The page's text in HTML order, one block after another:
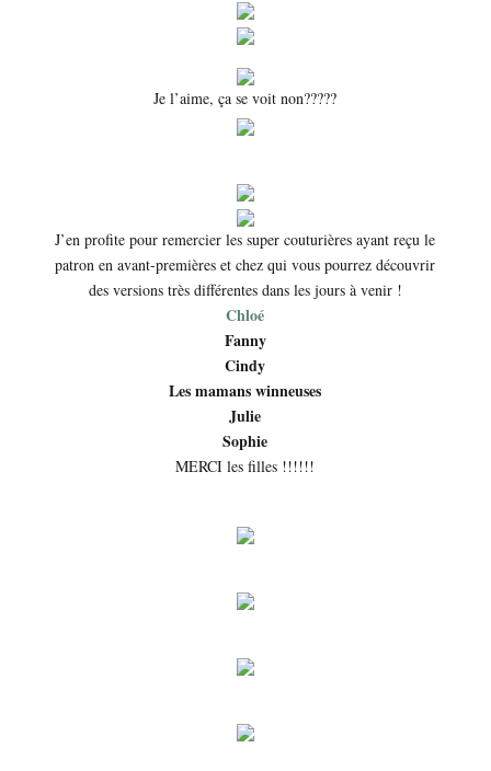
Je l’aime, ça se voit non?????
J’en profite pour remercier les super couturières ayant reçu le
patron en avant-premières et chez qui vous pourrez découvrir
des versions très différentes dans les jours à venir !
Chloé
Fanny
Cindy
Les mamans winneuses
Julie
Sophie
MERCI les filles !!!!!!